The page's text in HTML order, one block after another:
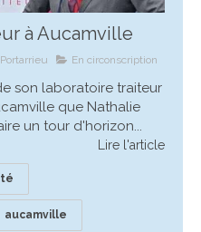
à Aucamville
En circonscription
son laboratoire traiteur
que Nathalie
un tour d'horizon...
Lire l'article
aucamville